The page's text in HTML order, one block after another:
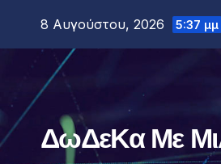
περιεχόμενο
8 Αυγούστου, 2026 5:37 μμ
ΔωΔεΚα Με